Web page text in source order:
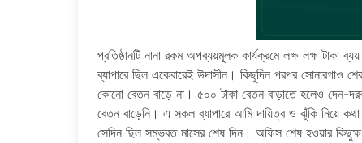
প্রতিষ্ঠানটি নানা রকম অপব্যয়মূলক কার্যক্রমে লক্ষ লক্ষ টাকা
ব্যাপারে ছিল একেবারেই উদাসীন। কিছুদিন পরপর সোনারগাও
কোনো বেতন বাড়ে না। ৫০০ টাকা বেতন বাড়াতে হলেও দেন-
বেতন বাড়েনি। এ সকল ব্যাপারে আমি দায়িত্ব ও ঝুঁকি নিয়ে কথা
সেদিন ছিল সম্ভবত মাসের শেষ দিন। অফিস শেষ হওয়ার